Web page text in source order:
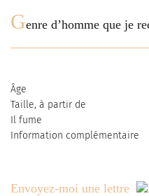
Genre d’homme que je
Âge
Taille, à partir de
Il fume
Information complémentaire
Envoyez-moi une lettre